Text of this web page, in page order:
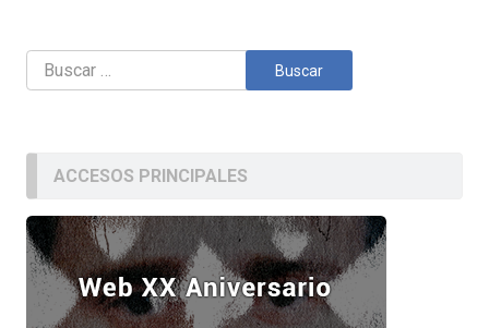
Buscar:
ACCESOS PRINCIPALES